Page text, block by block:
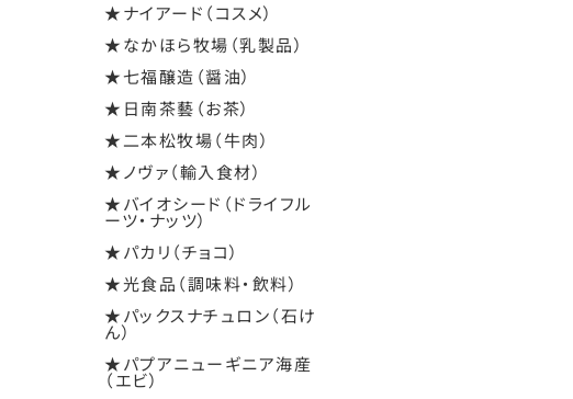
★ナイアード（コスメ）
★なかほら牧場（乳製品）
★七福醸造（醤油）
★日南茶藝（お茶）
★二本松牧場（牛肉）
★ノヴァ（輸入食材）
★バイオシード（ドライフル
ーツ・ナッツ）
★パカリ（チョコ）
★光食品（調味料・飲料）
★パックスナチュロン（石け
ん）
★パプアニューギニア海産
（エビ）